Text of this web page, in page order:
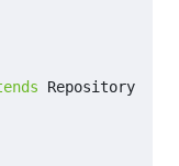
Repository